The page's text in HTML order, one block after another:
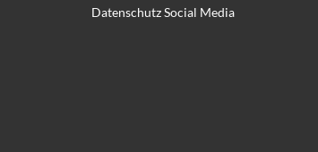
Datenschutz Social Media